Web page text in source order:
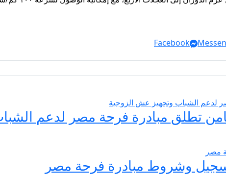
Facebook
2026… وزارة التضامن تطلق مبادرة فرحة مصر